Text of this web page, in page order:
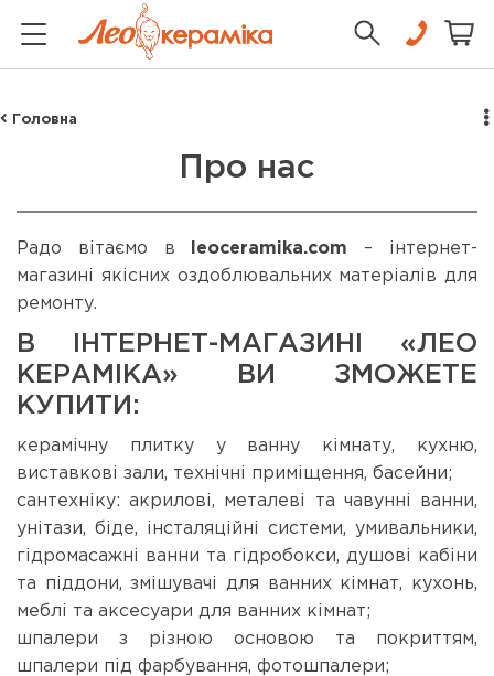
Головна
Про нас
Радо вітаємо в leoceramika.com – інтернет-
магазині якісних оздоблювальних матеріалів для
ремонту.
В ІНТЕРНЕТ-МАГАЗИНІ «ЛЕО
КЕРАМІКА» ВИ ЗМОЖЕТЕ
КУПИТИ:
керамічну плитку у ванну кімнату, кухню,
виставкові зали, технічні приміщення, басейни;
сантехніку: акрилові, металеві та чавунні ванни,
унітази, біде, інсталяційні системи, умивальники,
гідромасажні ванни та гідробокси, душові кабіни
та піддони, змішувачі для ванних кімнат, кухонь,
меблі та аксесуари для ванних кімнат;
шпалери з різною основою та покриттям,
шпалери під фарбування, фотошпалери;